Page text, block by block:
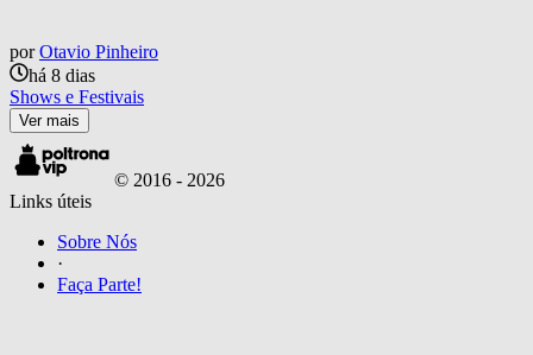
por Otavio Pinheiro
há 8 dias
Shows e Festivais
Ver mais
© 2016 - 2026
Links úteis
Sobre Nós
·
Faça Parte!